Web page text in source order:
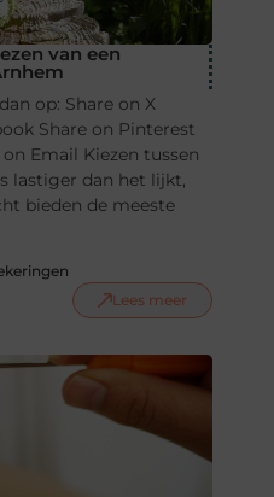
van een
op: Share on X
Share on Pinterest
Email Kiezen tussen
lastiger dan het lijkt,
bieden de meeste
Lees meer